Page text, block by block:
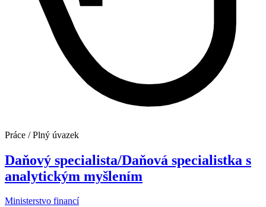
Práce / Plný úvazek
Daňový specialista/Daňová specialistka s
analytickým myšlením
Ministerstvo financí